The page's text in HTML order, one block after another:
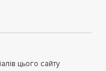
цього сайту